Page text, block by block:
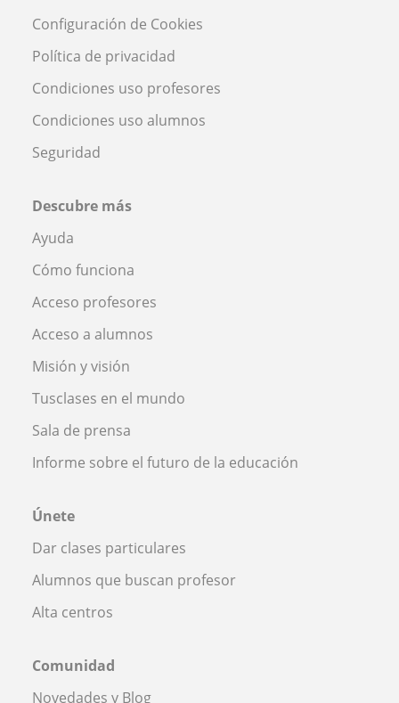
Configuración de Cookies
Política de privacidad
Condiciones uso profesores
Condiciones uso alumnos
Seguridad
Descubre más
Ayuda
Cómo funciona
Acceso profesores
Acceso a alumnos
Misión y visión
Tusclases en el mundo
Sala de prensa
Informe sobre el futuro de la educación
Únete
Dar clases particulares
Alumnos que buscan profesor
Alta centros
Comunidad
Novedades y Blog